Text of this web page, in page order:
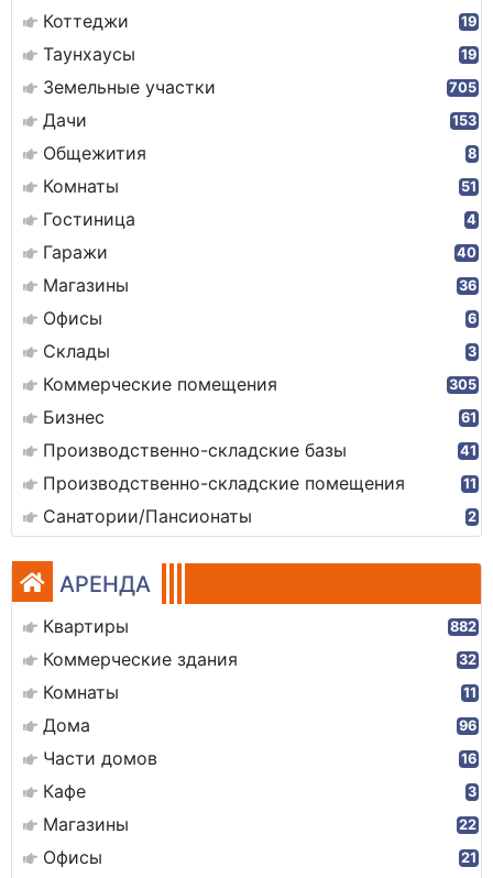
Коттеджи 19
Таунхаусы 19
Земельные участки 705
Дачи 153
Общежития 8
Комнаты 51
Гостиница 4
Гаражи 40
Магазины 36
Офисы 6
Склады 3
Коммерческие помещения 305
Бизнес 61
Производственно-складские базы 41
Производственно-складские помещения 11
Санатории/Пансионаты 2
АРЕНДА
Квартиры 882
Коммерческие здания 32
Комнаты 11
Дома 96
Части домов 16
Кафе 3
Магазины 22
Офисы 21